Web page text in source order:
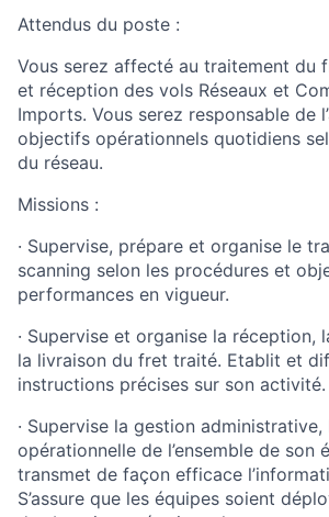
Attendus du poste :
Vous serez affecté au traitement du
et réception des vols Réseaux et
Imports. Vous serez responsable de
objectifs opérationnels quotidiens
du réseau.
Missions :
· Supervise, prépare et organise le
scanning selon les procédures et
performances en vigueur.
· Supervise et organise la réception,
la livraison du fret traité. Etablit et
instructions précises sur son activité.
· Supervise la gestion administrative,
opérationnelle de l’ensemble de son
transmet de façon efficace
S’assure que les équipes soient